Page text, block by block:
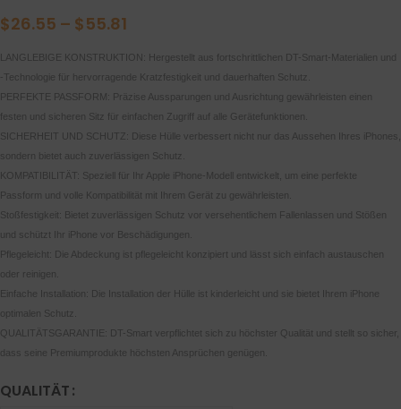
$26.55 – $55.81
LANGLEBIGE KONSTRUKTION: Hergestellt aus fortschrittlichen DT-Smart-Materialien und
-Technologie für hervorragende Kratzfestigkeit und dauerhaften Schutz.
PERFEKTE PASSFORM: Präzise Aussparungen und Ausrichtung gewährleisten einen
festen und sicheren Sitz für einfachen Zugriff auf alle Gerätefunktionen.
SICHERHEIT UND SCHUTZ: Diese Hülle verbessert nicht nur das Aussehen Ihres iPhones,
sondern bietet auch zuverlässigen Schutz.
KOMPATIBILITÄT: Speziell für Ihr Apple iPhone-Modell entwickelt, um eine perfekte
Passform und volle Kompatibilität mit Ihrem Gerät zu gewährleisten.
Stoßfestigkeit: Bietet zuverlässigen Schutz vor versehentlichem Fallenlassen und Stößen
und schützt Ihr iPhone vor Beschädigungen.
Pflegeleicht: Die Abdeckung ist pflegeleicht konzipiert und lässt sich einfach austauschen
oder reinigen.
Einfache Installation: Die Installation der Hülle ist kinderleicht und sie bietet Ihrem iPhone
optimalen Schutz.
QUALITÄTSGARANTIE: DT-Smart verpflichtet sich zu höchster Qualität und stellt so sicher,
dass seine Premiumprodukte höchsten Ansprüchen genügen.
QUALITÄT